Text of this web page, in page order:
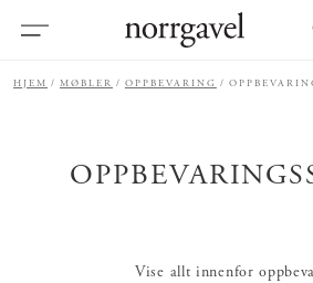
HJEM MØBLER OPPBEVARING
Vise allt innenfor